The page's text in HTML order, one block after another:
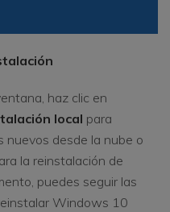
haz clic en
local para
nuevos desde la nube o
la reinstalación de
puedes seguir las
Windows 10